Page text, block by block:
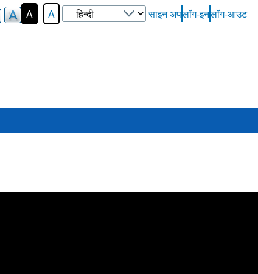
A A
Select
your
User-
साइन अपलॉग-इनलॉग-आउट